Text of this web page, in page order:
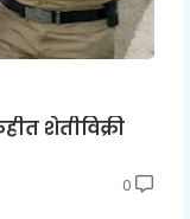
शेतीविक्री
0